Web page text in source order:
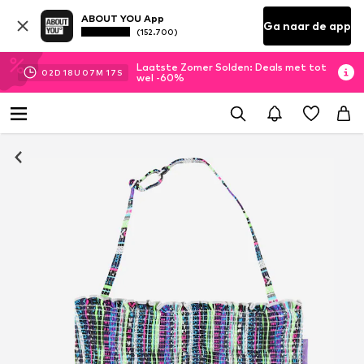
ABOUT YOU App
(152.700) Ga naar de app
02D 18U 07M 17 S
Laatste Zomer Solden: Deals met tot
wel -60%